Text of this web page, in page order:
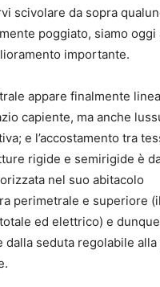
scivolare da sopra
poggiato, siamo
importante.
appare finalmente
capiente, ma anche
e l’accostamento tra
rigide e semirigide è
nel suo abitacolo
perimetrale e superiore
ed elettrico) e
dalla seduta regolabile